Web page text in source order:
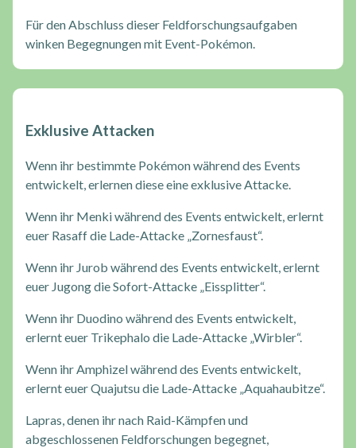
Für den Abschluss dieser Feldforschungsaufgaben
winken Begegnungen mit Event-Pokémon.
Exklusive Attacken
Wenn ihr bestimmte Pokémon während des Events
entwickelt, erlernen diese eine exklusive Attacke.
Wenn ihr Menki während des Events entwickelt, erlernt
euer Rasaff die Lade-Attacke „Zornesfaust“.
Wenn ihr Jurob während des Events entwickelt, erlernt
euer Jugong die Sofort-Attacke „Eissplitter“.
Wenn ihr Duodino während des Events entwickelt,
erlernt euer Trikephalo die Lade-Attacke „Wirbler“.
Wenn ihr Amphizel während des Events entwickelt,
erlernt euer Quajutsu die Lade-Attacke „Aquahaubitze“.
Lapras, denen ihr nach Raid-Kämpfen und
abgeschlossenen Feldforschungen begegnet,